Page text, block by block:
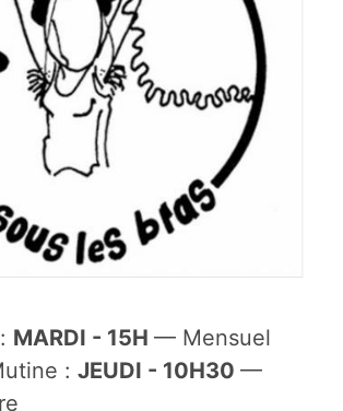
MARDI - 15H— Mensuel
:JEUDI - 10H30—